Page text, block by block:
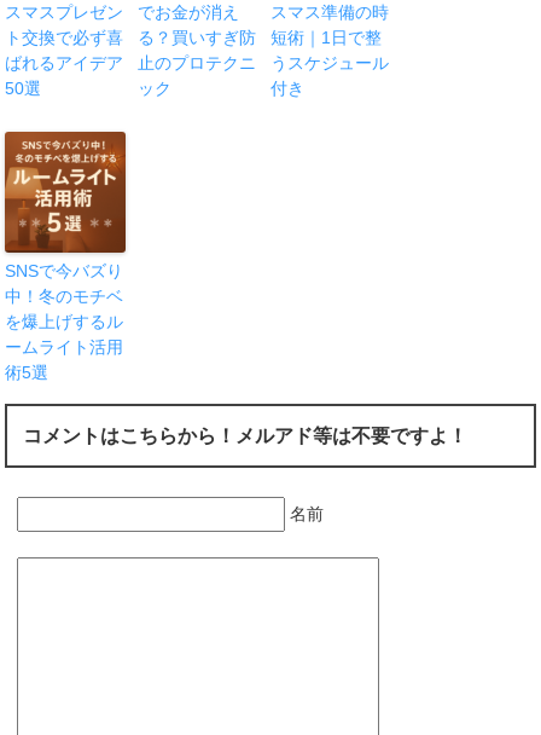
スマスプレゼン
ト交換で必ず喜
ばれるアイデア
50選
でお金が消え
る？買いすぎ防
止のプロテクニ
ック
スマス準備の時
短術｜1日で整
うスケジュール
付き
SNSで今バズり
中！冬のモチベ
を爆上げするル
ームライト活用
術5選
コメントはこちらから！メルアド等は不要ですよ！
名前